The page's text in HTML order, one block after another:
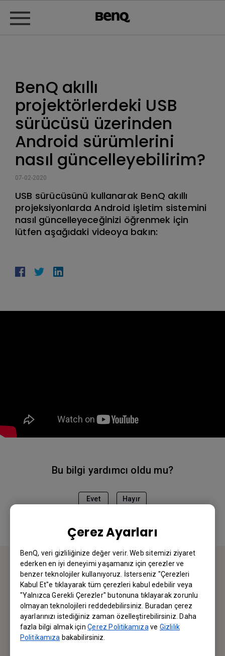
Çerez Ayarları
BenQ, veri gizliliğinize değer verir. Web sitemizi ziyaret
ederken en iyi deneyimi yaşamanız için çerezler ve
benzer teknolojiler kullanıyoruz. İsterseniz "Çerezleri
Kabul Et"e tıklayarak tüm çerezleri kabul edebilir veya
"Yalnızca Gerekli Çerezler" butonuna tıklayarak zorunlu
olmayan teknolojileri reddedebilirsiniz. Buradan çerez
ayarlarınızı istediğiniz zaman özelleştirebilirsiniz. Daha
fazla bilgi almak içinÇerez Politikamıza veGizlilik
Politikamıza bakabilirsiniz.
BenQ akıllı
projektörlerdeki USB
sürücüsü üzerinden
Android sürümlerini
nasıl güncelleyebilirim?
07-02-2020
USB sürücüsünü kullanarak BenQ akıllı
projeksiyonlarda Android işletim sistemini
nasıl güncelleyeceğinizi öğrenmek için
lütfen aşağıdaki videoya bakın:
Bu bilgi yardımcı oldu mu?
Evet Hayır
BİZE ULAŞIN
Sorularınız için bizimle iletişime geçebilirsiniz.
Email Gönderin